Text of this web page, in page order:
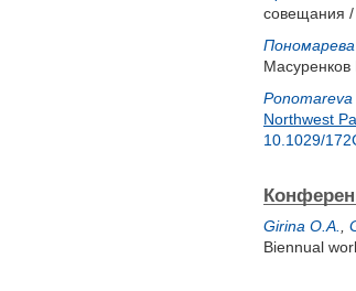
совещания /
Пономарева
Ponomareva
Northwest
10.1029/
Girina O.A.
Biennual